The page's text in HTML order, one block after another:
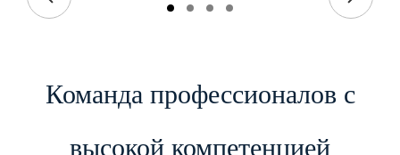
Команда профессионалов с
высокой компетенцией